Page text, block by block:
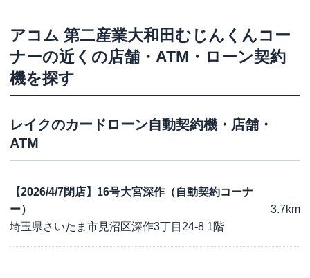
アコム 第二産業大和田むじんくんコー
ナーの近くの店舗・ATM・ローン契約
機を探す
レイクのカードローン自動契約機・店舗・
ATM
【2026/4/7閉店】16号大宮深作（自動契約コーナ
ー）
埼玉県さいたま市見沼区深作3丁目24-8 1階
3.7km